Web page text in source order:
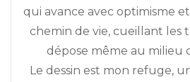
qui avance avec optimisme
chemin de vie, cueillant les
dépose même au milieu
Le dessin est mon refuge,